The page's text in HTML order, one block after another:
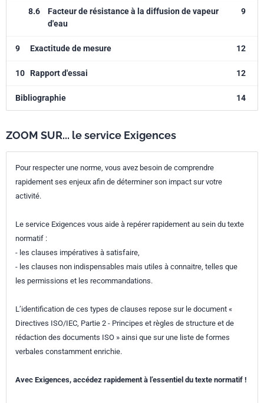
8.6
Facteur de résistance à la diffusion de vapeur
d'eau
9
9 Exactitude de mesure 12
10 Rapport d'essai 12
Bibliographie 14
ZOOM SUR... le service Exigences
Pour respecter une norme, vous avez besoin de comprendre
rapidement ses enjeux afin de déterminer son impact sur votre
activité.
Le service Exigences vous aide à repérer rapidement au sein du texte
normatif :
- les clauses impératives à satisfaire,
- les clauses non indispensables mais utiles à connaitre, telles que
les permissions et les recommandations.
L’identification de ces types de clauses repose sur le document «
Directives ISO/IEC, Partie 2 - Principes et règles de structure et de
rédaction des documents ISO » ainsi que sur une liste de formes
verbales constamment enrichie.
Avec Exigences, accédez rapidement à l’essentiel du texte normatif !